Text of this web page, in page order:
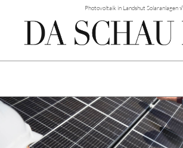
Photovoltaik in Landshut Solaranlagen √